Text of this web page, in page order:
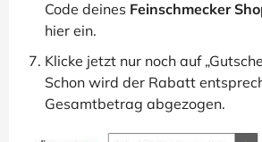
Code deines Feinschmecker
hier ein.
Klicke jetzt nur noch auf
Schon wird der Rabatt
Gesamtbetrag abgezogen.